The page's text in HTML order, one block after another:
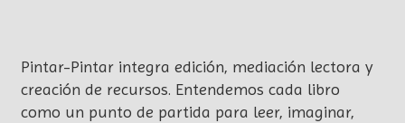
Pintar-Pintar integra edición, mediación lectora y
creación de recursos. Entendemos cada libro
como un punto de partida para leer, imaginar,